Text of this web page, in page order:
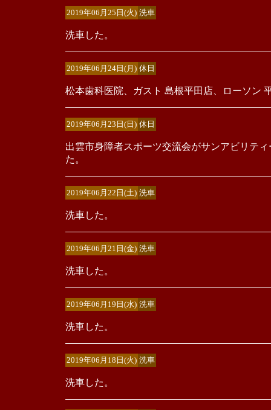
2019年06月25日(火) 洗車
洗車した。
2019年06月24日(月) 休日
松本歯科医院、ガスト 島根平田店、ローソン
2019年06月23日(日) 休日
出雲市身障者スポーツ交流会がサンアビリテ
た。
2019年06月22日(土) 洗車
洗車した。
2019年06月21日(金) 洗車
洗車した。
2019年06月19日(水) 洗車
洗車した。
2019年06月18日(火) 洗車
洗車した。